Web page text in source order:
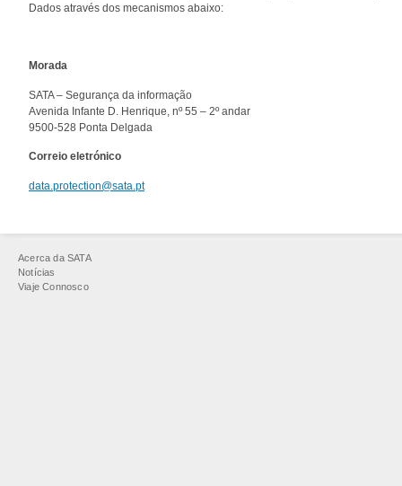
Dados através dos mecanismos abaixo:
Morada
SATA – Segurança da informação
Avenida Infante D. Henrique, nº 55 – 2º andar
9500-528 Ponta Delgada
Correio eletrónico
data.protection@sata.pt
aqui
Acerca da SATA
Notícias
Viaje Connosco